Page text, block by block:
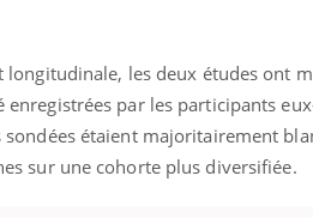
les deux études ont
par les participants
étaient majoritairement
sur une cohorte plus diversifiée.